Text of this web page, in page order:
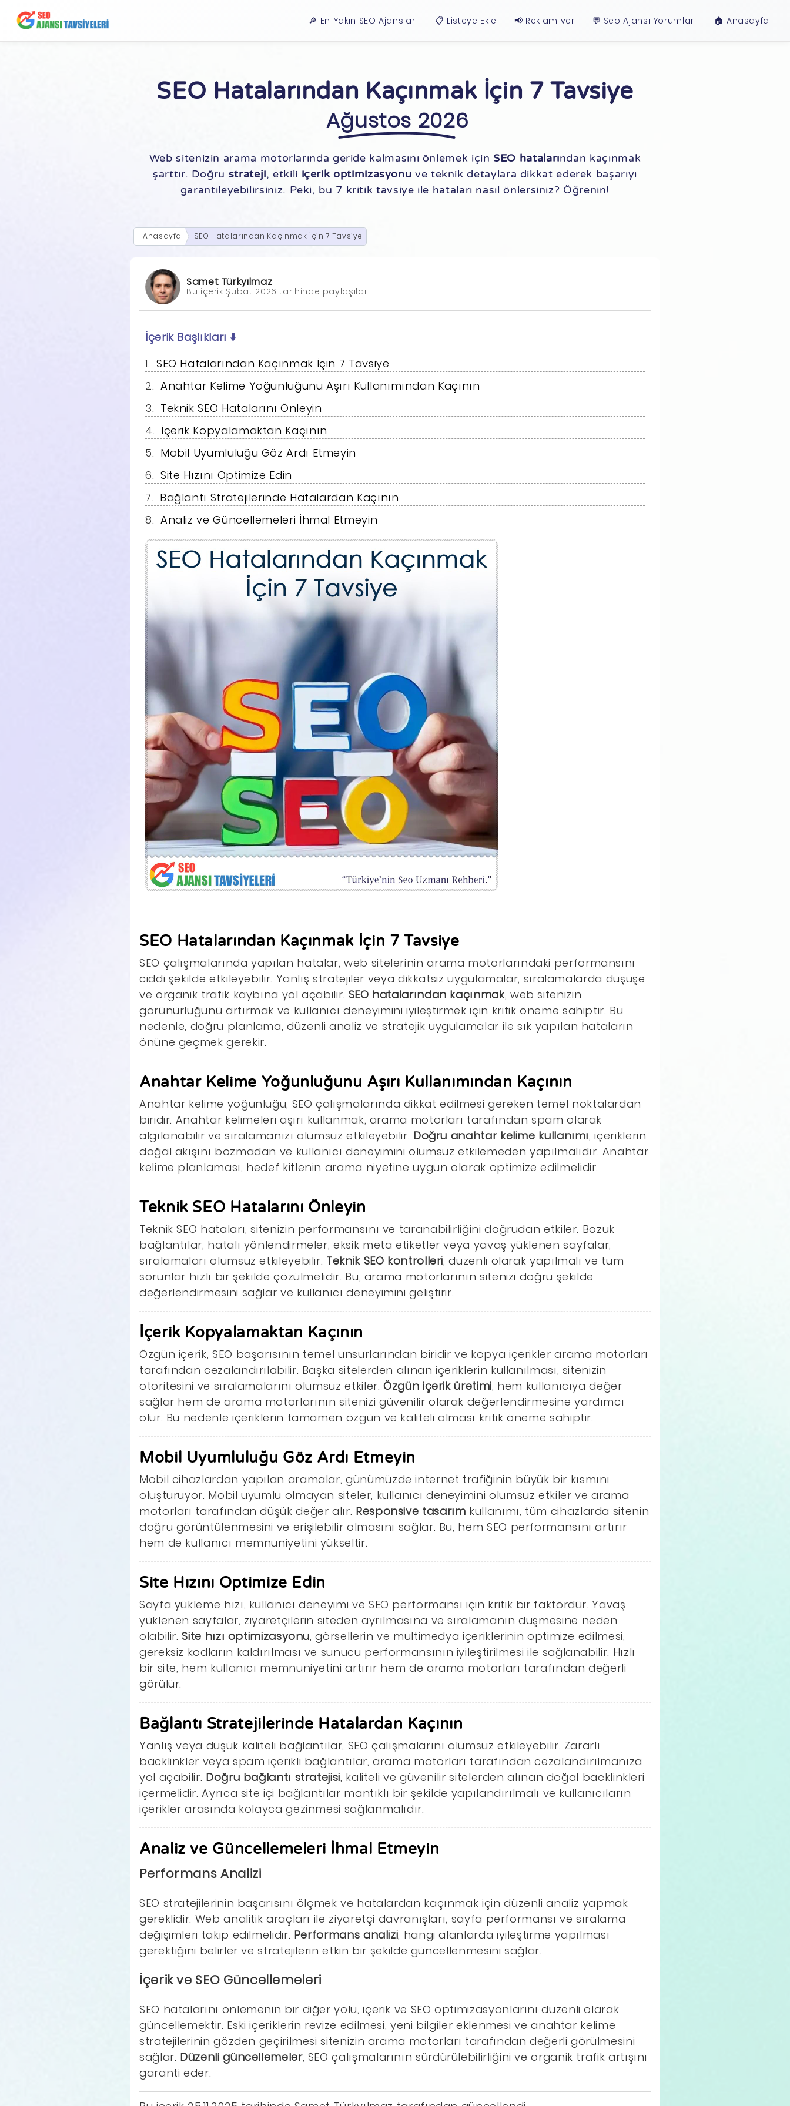
🔎 En Yakın SEO Ajansları 📋 Listeye Ekle 📢 Reklam ver 💬 Seo Ajansı Yorumları 🏠︎ Anasayfa
SEO Hatalarından Kaçınmak İçin 7 Tavsiye
Ağustos 2026
Web sitenizin arama motorlarında geride kalmasını önlemek için SEO hatalarından kaçınmak
şarttır. Doğru strateji, etkili içerik optimizasyonu ve teknik detaylara dikkat ederek başarıyı
garantileyebilirsiniz. Peki, bu 7 kritik tavsiye ile hataları nasıl önlersiniz? Öğrenin!
Anasayfa SEO Hatalarından Kaçınmak İçin 7 Tavsiye
Samet Türkyılmaz
Bu içerik Şubat 2026 tarihinde paylaşıldı.
İçerik Başlıkları ⬇️
SEO Hatalarından Kaçınmak İçin 7 Tavsiye
Anahtar Kelime Yoğunluğunu Aşırı Kullanımından Kaçının
Teknik SEO Hatalarını Önleyin
İçerik Kopyalamaktan Kaçının
Mobil Uyumluluğu Göz Ardı Etmeyin
Site Hızını Optimize Edin
Bağlantı Stratejilerinde Hatalardan Kaçının
Analiz ve Güncellemeleri İhmal Etmeyin
SEO Hatalarından Kaçınmak İçin 7 Tavsiye
SEO çalışmalarında yapılan hatalar, web sitelerinin arama motorlarındaki performansını
ciddi şekilde etkileyebilir. Yanlış stratejiler veya dikkatsiz uygulamalar, sıralamalarda düşüşe
ve organik trafik kaybına yol açabilir. SEO hatalarından kaçınmak, web sitenizin
görünürlüğünü artırmak ve kullanıcı deneyimini iyileştirmek için kritik öneme sahiptir. Bu
nedenle, doğru planlama, düzenli analiz ve stratejik uygulamalar ile sık yapılan hataların
önüne geçmek gerekir.
Anahtar Kelime Yoğunluğunu Aşırı Kullanımından Kaçının
Anahtar kelime yoğunluğu, SEO çalışmalarında dikkat edilmesi gereken temel noktalardan
biridir. Anahtar kelimeleri aşırı kullanmak, arama motorları tarafından spam olarak
algılanabilir ve sıralamanızı olumsuz etkileyebilir. Doğru anahtar kelime kullanımı, içeriklerin
doğal akışını bozmadan ve kullanıcı deneyimini olumsuz etkilemeden yapılmalıdır. Anahtar
kelime planlaması, hedef kitlenin arama niyetine uygun olarak optimize edilmelidir.
Teknik SEO Hatalarını Önleyin
Teknik SEO hataları, sitenizin performansını ve taranabilirliğini doğrudan etkiler. Bozuk
bağlantılar, hatalı yönlendirmeler, eksik meta etiketler veya yavaş yüklenen sayfalar,
sıralamaları olumsuz etkileyebilir. Teknik SEO kontrolleri, düzenli olarak yapılmalı ve tüm
sorunlar hızlı bir şekilde çözülmelidir. Bu, arama motorlarının sitenizi doğru şekilde
değerlendirmesini sağlar ve kullanıcı deneyimini geliştirir.
İçerik Kopyalamaktan Kaçının
Özgün içerik, SEO başarısının temel unsurlarından biridir ve kopya içerikler arama motorları
tarafından cezalandırılabilir. Başka sitelerden alınan içeriklerin kullanılması, sitenizin
otoritesini ve sıralamalarını olumsuz etkiler.Özgün içerik üretimi, hem kullanıcıya değer
sağlar hem de arama motorlarının sitenizi güvenilir olarak değerlendirmesine yardımcı
olur. Bu nedenle içeriklerin tamamen özgün ve kaliteli olması kritik öneme sahiptir.
Mobil Uyumluluğu Göz Ardı Etmeyin
Mobil cihazlardan yapılan aramalar, günümüzde internet trafiğinin büyük bir kısmını
oluşturuyor. Mobil uyumlu olmayan siteler, kullanıcı deneyimini olumsuz etkiler ve arama
motorları tarafından düşük değer alır. Responsive tasarım kullanımı, tüm cihazlarda sitenin
doğru görüntülenmesini ve erişilebilir olmasını sağlar. Bu, hem SEO performansını artırır
hem de kullanıcı memnuniyetini yükseltir.
Site Hızını Optimize Edin
Sayfa yükleme hızı, kullanıcı deneyimi ve SEO performansı için kritik bir faktördür. Yavaş
yüklenen sayfalar, ziyaretçilerin siteden ayrılmasına ve sıralamanın düşmesine neden
olabilir.Site hızı optimizasyonu, görsellerin ve multimedya içeriklerinin optimize edilmesi,
gereksiz kodların kaldırılması ve sunucu performansının iyileştirilmesi ile sağlanabilir. Hızlı
bir site, hem kullanıcı memnuniyetini artırır hem de arama motorları tarafından değerli
görülür.
Bağlantı Stratejilerinde Hatalardan Kaçının
Yanlış veya düşük kaliteli bağlantılar, SEO çalışmalarını olumsuz etkileyebilir. Zararlı
backlinkler veya spam içerikli bağlantılar, arama motorları tarafından cezalandırılmanıza
yol açabilir. Doğru bağlantı stratejisi, kaliteli ve güvenilir sitelerden alınan doğal backlinkleri
içermelidir. Ayrıca site içi bağlantılar mantıklı bir şekilde yapılandırılmalı ve kullanıcıların
içerikler arasında kolayca gezinmesi sağlanmalıdır.
Analiz ve Güncellemeleri İhmal Etmeyin
Performans Analizi
SEO stratejilerinin başarısını ölçmek ve hatalardan kaçınmak için düzenli analiz yapmak
gereklidir. Web analitik araçları ile ziyaretçi davranışları, sayfa performansı ve sıralama
değişimleri takip edilmelidir. Performans analizi, hangi alanlarda iyileştirme yapılması
gerektiğini belirler ve stratejilerin etkin bir şekilde güncellenmesini sağlar.
İçerik ve SEO Güncellemeleri
SEO hatalarını önlemenin bir diğer yolu, içerik ve SEO optimizasyonlarını düzenli olarak
güncellemektir. Eski içeriklerin revize edilmesi, yeni bilgiler eklenmesi ve anahtar kelime
stratejilerinin gözden geçirilmesi sitenizin arama motorları tarafından değerli görülmesini
sağlar. Düzenli güncellemeler, SEO çalışmalarının sürdürülebilirliğini ve organik trafik artışını
garanti eder.